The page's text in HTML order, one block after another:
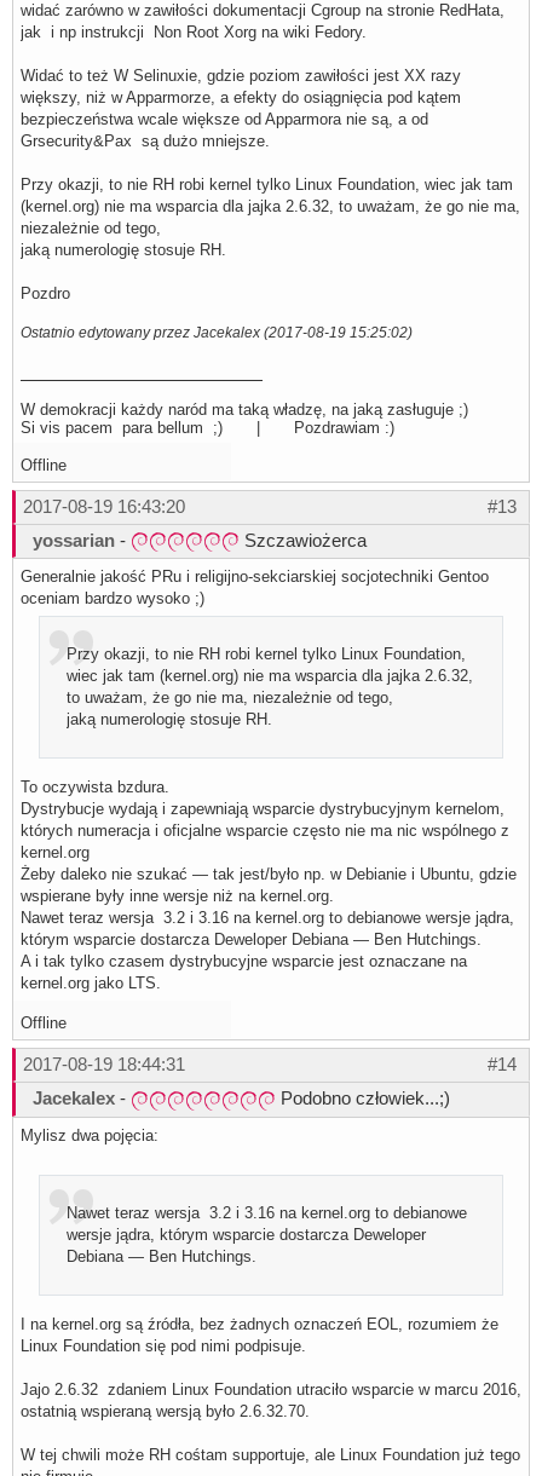
widać zarówno w zawiłości dokumentacji Cgroup na stronie RedHata,
jak i np instrukcji Non Root Xorg na wiki Fedory.
Widać to też W Selinuxie, gdzie poziom zawiłości jest XX razy
większy, niż w Apparmorze, a efekty do osiągnięcia pod kątem
bezpieczeństwa wcale większe od Apparmora nie są, a od
Grsecurity&Pax są dużo mniejsze.
Przy okazji, to nie RH robi kernel tylko Linux Foundation, wiec jak tam
(kernel.org) nie ma wsparcia dla jajka 2.6.32, to uważam, że go nie ma,
niezależnie od tego,
jaką numerologię stosuje RH.
Pozdro
Ostatnio edytowany przez Jacekalex (2017-08-19 15:25:02)
W demokracji każdy naród ma taką władzę, na jaką zasługuje ;)
Si vis pacem para bellum ;) | Pozdrawiam :)
Offline
#13
2017-08-19 16:43:20
yossarian - Szczawiożerca
Generalnie jakość PRu i religijno-sekciarskiej socjotechniki Gentoo
oceniam bardzo wysoko ;)
Przy okazji, to nie RH robi kernel tylko Linux Foundation,
wiec jak tam (kernel.org) nie ma wsparcia dla jajka 2.6.32,
to uważam, że go nie ma, niezależnie od tego,
jaką numerologię stosuje RH.
To oczywista bzdura.
Dystrybucje wydają i zapewniają wsparcie dystrybucyjnym kernelom,
których numeracja i oficjalne wsparcie często nie ma nic wspólnego z
kernel.org
Żeby daleko nie szukać — tak jest/było np. w Debianie i Ubuntu, gdzie
wspierane były inne wersje niż na kernel.org.
Nawet teraz wersja 3.2 i 3.16 na kernel.org to debianowe wersje jądra,
którym wsparcie dostarcza Deweloper Debiana — Ben Hutchings.
A i tak tylko czasem dystrybucyjne wsparcie jest oznaczane na
kernel.org jako LTS.
Offline
#14
2017-08-19 18:44:31
Jacekalex - Podobno człowiek...;)
Mylisz dwa pojęcia:
Nawet teraz wersja 3.2 i 3.16 na kernel.org to debianowe
wersje jądra, którym wsparcie dostarcza Deweloper
Debiana — Ben Hutchings.
I na kernel.org są źródła, bez żadnych oznaczeń EOL, rozumiem że
Linux Foundation się pod nimi podpisuje.
Jajo 2.6.32 zdaniem Linux Foundation utraciło wsparcie w marcu 2016,
ostatnią wspieraną wersją było 2.6.32.70.
W tej chwili może RH cośtam supportuje, ale Linux Foundation już tego